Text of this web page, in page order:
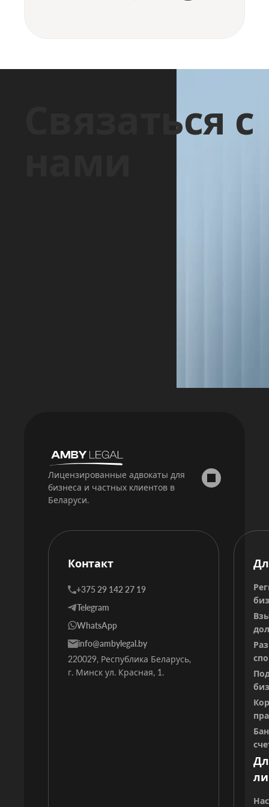
Связаться с
Лицензированные адвокаты для
бизнеса и частных клиентов в
Беларуси.
Контакт
+375 29 142 27 19
Telegram
WhatsApp
info@ambylegal.by
220029, Республика Беларусь,
г. Минск ул. Красная, 1.